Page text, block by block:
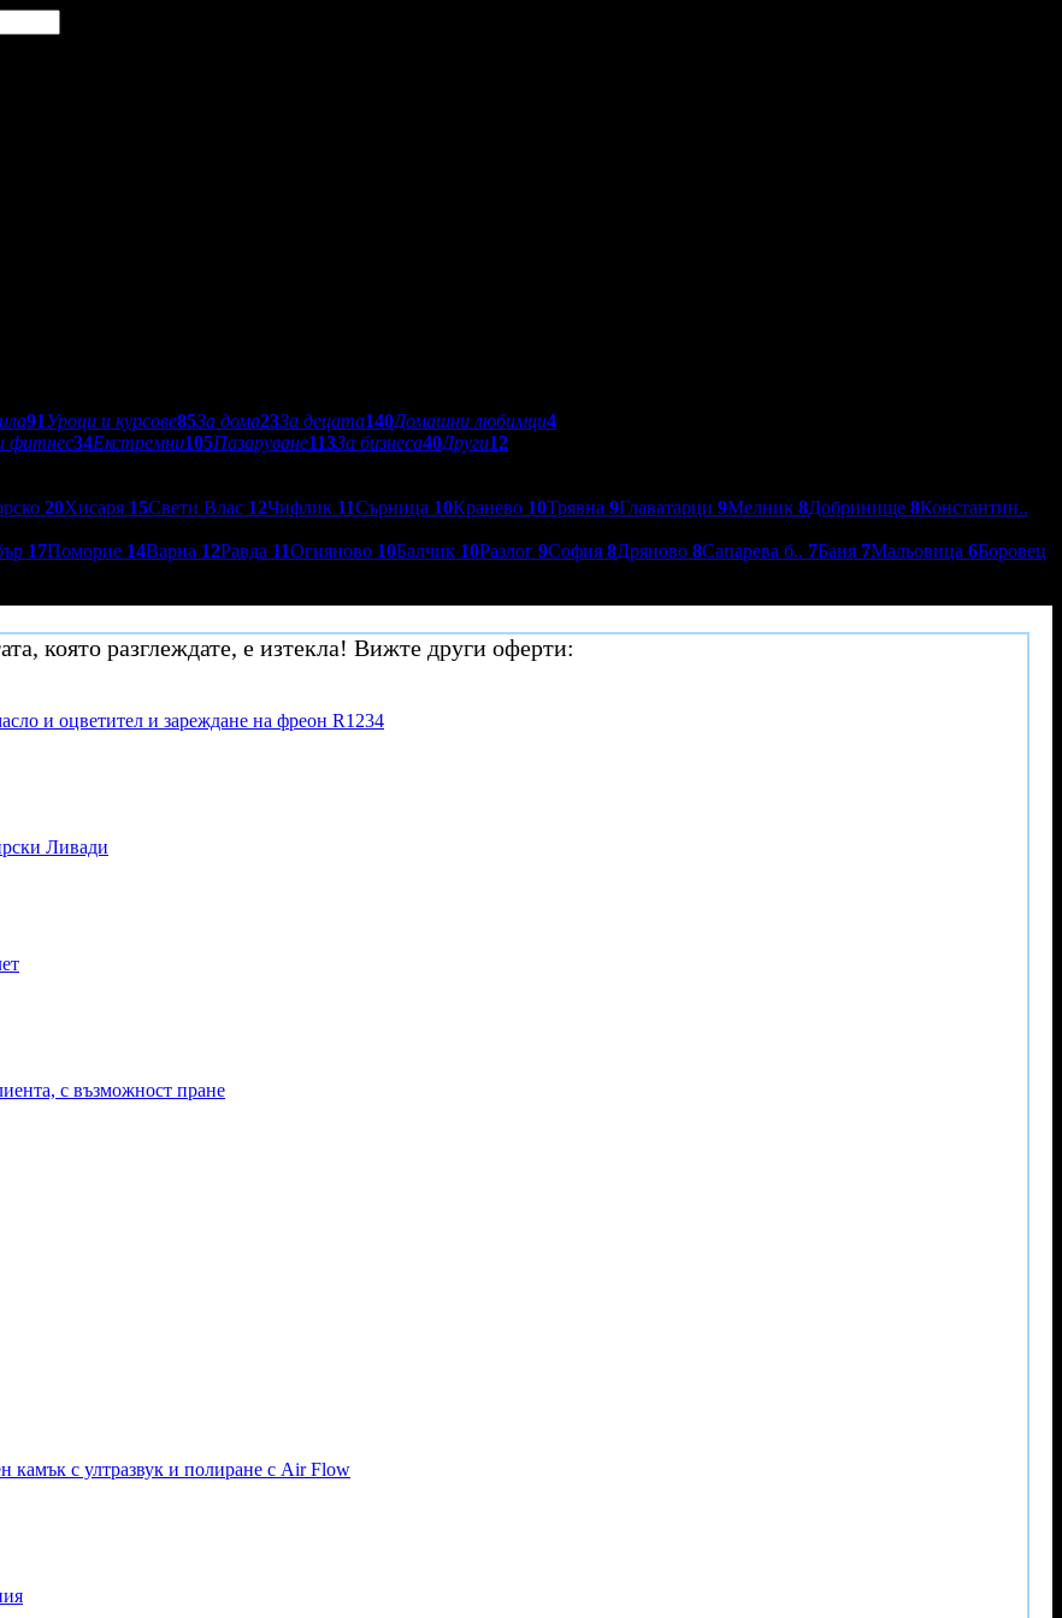
91Уроци и курсове85За дома23За децата140Домашни любимци4
фитнес34Екстремни105Пазаруване113За бизнеса40Други12
20Хисаря 15Свети Влас 12Чифлик 11Сърница 10Кранево 10Трявна 9Главатарци 9Мелник 8Добринище 8Константин..
17Поморие 14Варна 12Равда 11Огняново 10Балчик 10Разлог 9София 8Дряново 8Сапарева б.. 7Баня 7Мальовица 6Боровец
която разглеждате, е изтекла! Вижте други оферти:
и оцветител и зареждане на фреон R1234
Ливади
с възможност пране
камък с ултразвук и полиране с Air Flow